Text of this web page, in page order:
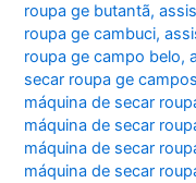
roupa ge butantã,
roupa ge cambuci,
roupa ge campo belo,
secar roupa ge
máquina de secar
máquina de secar
máquina de secar
máquina de secar